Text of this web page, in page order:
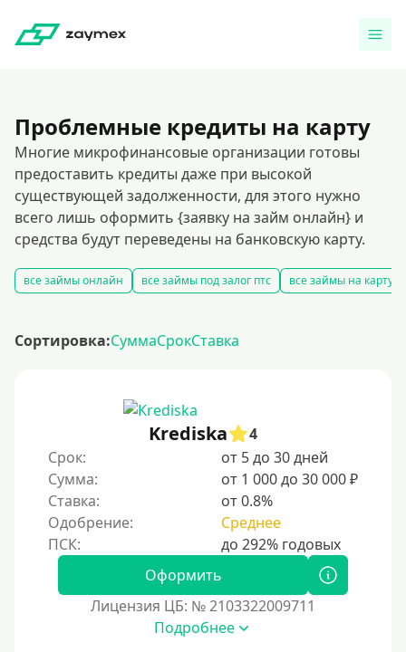
Проблемные кредиты на карту
Многие микрофинансовые организации готовы
предоставить кредиты даже при высокой
существующей задолженности, для этого нужно
всего лишь оформить {заявку на займ онлайн} и
средства будут переведены на банковскую карту.
все займы онлайн все займы под залог птс все займы на карту
Сортировка:СуммаСрокСтавка
Krediska
4
Срок:
от 5 до 30 дней
Сумма:
от 1 000 до 30 000 ₽
Ставка:
от 0.8%
Одобрение:
Среднее
Оформить
Лицензия ЦБ: № 2103322009711
Подробнее